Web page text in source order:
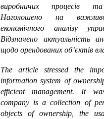
виробничих процесів
Наголошено на
економічного аналізу
Відзначено актуальність
щодо орендованих об’єктів
The article stressed the
information system of
efficient management. It
company is a collection of
objects of ownership, the